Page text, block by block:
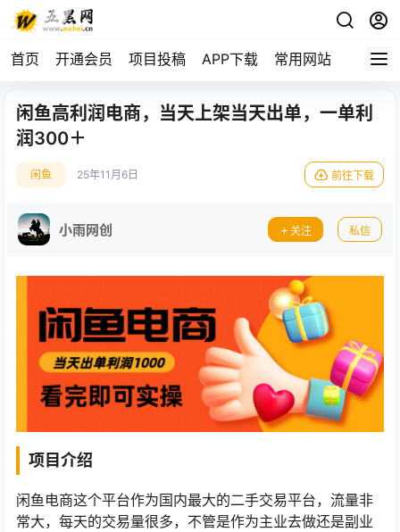
首页 开通会员 项目投稿 APP下载 常用网站
闲鱼高利润电商，当天上架当天出单，一单利
润300＋
闲鱼 25年11月6日 前往下载
小雨网创 关注 私信
项目介绍
闲鱼电商这个平台作为国内最大的二手交易平台，流量非
常大，每天的交易量很多，不管是作为主业去做还是副业